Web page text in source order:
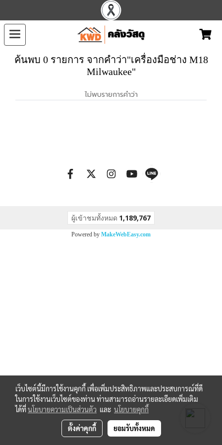
ค้นพบ 0 รายการ จากคำว่า"เครื่องมือช่าง M18
Milwaukee"
ไม่พบรายการคำว่า
ผู้เข้าชมทั้งหมด 1,189,767
Powered by MakeWebEasy.com
เว็บไซต์นี้มีการใช้งานคุกกี้ เพื่อเพิ่มประสิทธิภาพและประสบการณ์ที่ดี
ในการใช้งานเว็บไซต์ของท่าน ท่านสามารถอ่านรายละเอียดเพิ่มเติม
ได้ที่นโยบายความเป็นส่วนตัว และ นโยบายคุกกี้
ตั้งค่าคุกกี้ ยอมรับทั้งหมด